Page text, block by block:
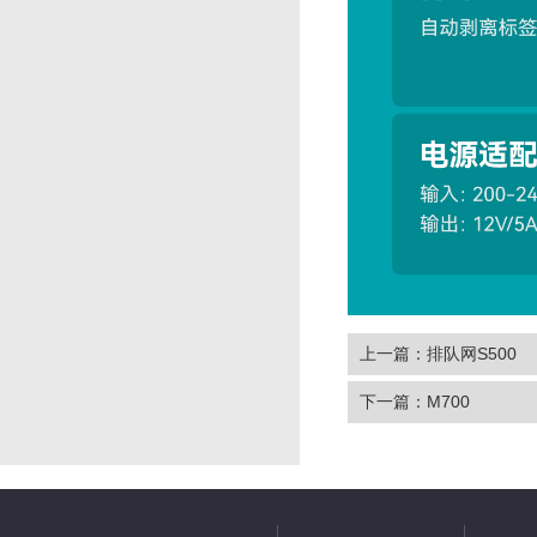
上一篇：排队网S500
下一篇：M700